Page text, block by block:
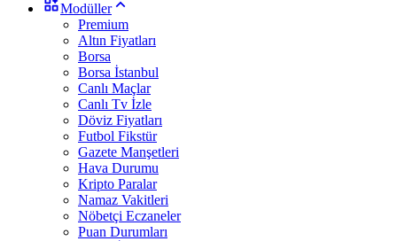
Modüller
Premium
Altın Fiyatları
Borsa
Borsa İstanbul
Canlı Maçlar
Canlı Tv İzle
Döviz Fiyatları
Futbol Fikstür
Gazete Manşetleri
Hava Durumu
Kripto Paralar
Namaz Vakitleri
Nöbetçi Eczaneler
Puan Durumları